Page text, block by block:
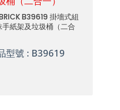
B39619 掛墻式組
手紙架及垃圾桶（二合
型號 : B39619